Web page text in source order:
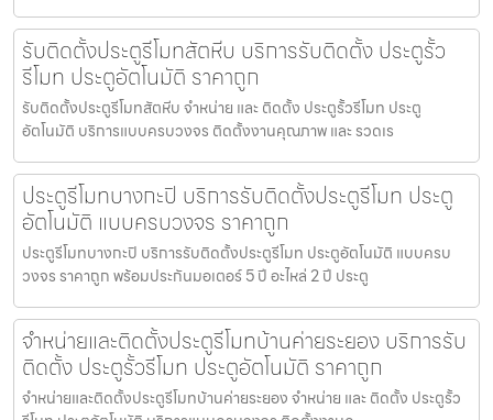
รับติดตั้งประตูรีโมทสัตหีบ บริการรับติดตั้ง ประตูรั้ว
รีโมท ประตูอัตโนมัติ ราคาถูก
รับติดตั้งประตูรีโมทสัตหีบ จำหน่าย และ ติดตั้ง ประตูรั้วรีโมท ประตู
อัตโนมัติ บริการแบบครบวงจร ติดตั้งงานคุณภาพ และ รวดเร
ประตูรีโมทบางกะปิ บริการรับติดตั้งประตูรีโมท ประตู
อัตโนมัติ แบบครบวงจร ราคาถูก
ประตูรีโมทบางกะปิ บริการรับติดตั้งประตูรีโมท ประตูอัตโนมัติ แบบครบ
วงจร ราคาถูก พร้อมประกันมอเตอร์ 5 ปี อะไหล่ 2 ปี ประตู
จำหน่ายและติดตั้งประตูรีโมทบ้านค่ายระยอง บริการรับ
ติดตั้ง ประตูรั้วรีโมท ประตูอัตโนมัติ ราคาถูก
จำหน่ายและติดตั้งประตูรีโมทบ้านค่ายระยอง จำหน่าย และ ติดตั้ง ประตูรั้ว